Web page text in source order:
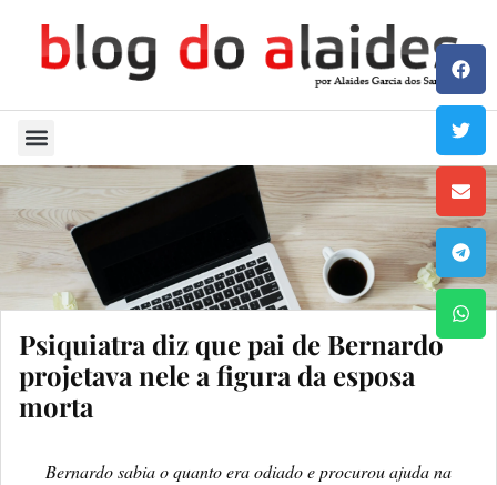
Psiquiatra diz que pai de Bernardo
projetava nele a figura da esposa
morta
Bernardo sabia o quanto era odiado e procurou ajuda na